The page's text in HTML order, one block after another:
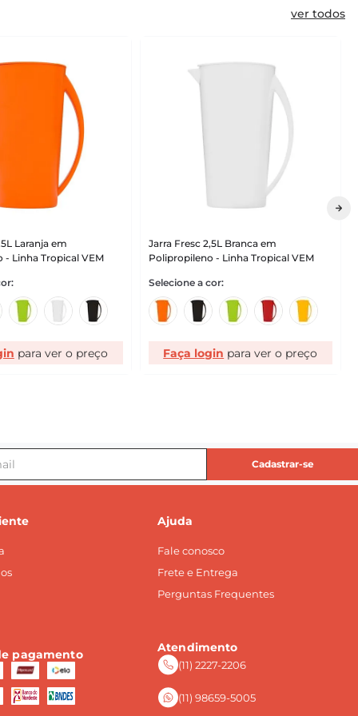
ver todos
Laranja em
- Linha Tropical VEM
Jarra Fresc 2,5L Branca em
Polipropileno - Linha Tropical VEM
Faça login
Cadastrar-se
pagamento
Ajuda
Fale conosco
Frete e Entrega
Perguntas Frequentes
Atendimento
(11) 2227-2206
(11) 98659-5005